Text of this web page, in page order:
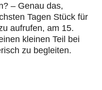
– Genau das,
Tagen Stück für
aufrufen, am 15.
kleinen Teil bei
zu begleiten.